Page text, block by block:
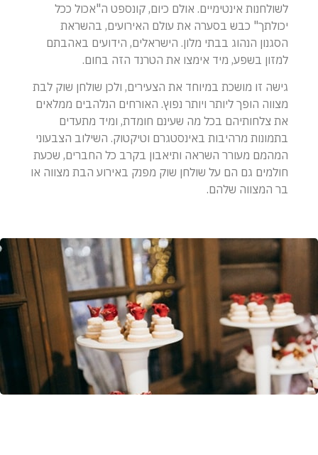
לשולחנות אינטימיים. אולם כיום, קונספט ה"אכול ככל
יכולתך" כבש בסערה את עולם האירועים, בהשראת
הסגנון הנהוג בבתי מלון. הישראלים, הידועים באהבתם
למזון בשפע, מיד אימצו את הטרנד הזה בחום.
גישה זו מושכת במיוחד את הצעירים, ולכן שולחן שוק לבת
מצווה הופך ליותר ויותר נפוץ. האורחים הנלהבים ממלאים
את צלחותיהם בכל מה שעינם חומדת, ומיד מתעדים
בתמונות מרהיבות באינסטגרם וטיקטוק. השילוב הצבעוני
המהמם מעורר השראה ותיאבון בקרב כל החברים, שכעת
חולמים גם הם על שולחן שוק מפנק באירוע הבת מצווה או
בר המצווה שלהם.